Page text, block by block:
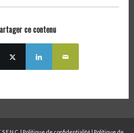
ce contenu